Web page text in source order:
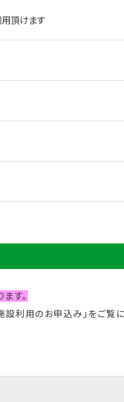
頂けます
す。
利用のお申込み」をご覧